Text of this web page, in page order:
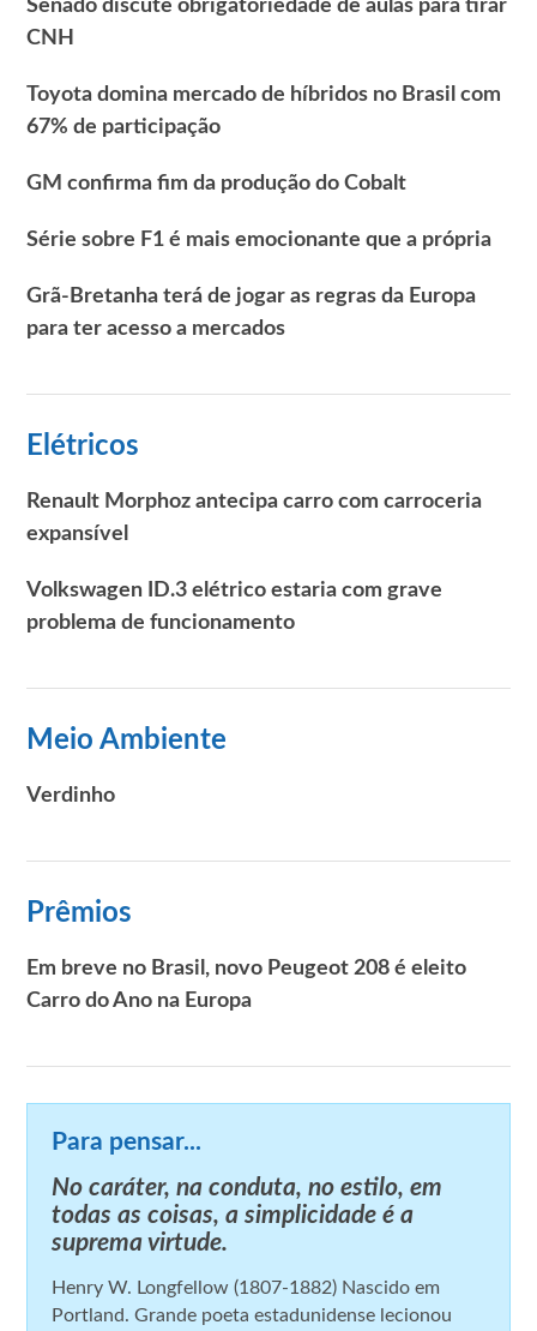
Senado discute obrigatoriedade de aulas para tirar
CNH
Toyota domina mercado de híbridos no Brasil com
67% de participação
GM confirma fim da produção do Cobalt
Série sobre F1 é mais emocionante que a própria
Grã-Bretanha terá de jogar as regras da Europa
para ter acesso a mercados
Elétricos
Renault Morphoz antecipa carro com carroceria
expansível
Volkswagen ID.3 elétrico estaria com grave
problema de funcionamento
Meio Ambiente
Verdinho
Prêmios
Em breve no Brasil, novo Peugeot 208 é eleito
Carro do Ano na Europa
Para pensar...
No caráter, na conduta, no estilo, em
todas as coisas, a simplicidade é a
suprema virtude.
Henry W. Longfellow (1807-1882) Nascido em
Portland. Grande poeta estadunidense lecionou